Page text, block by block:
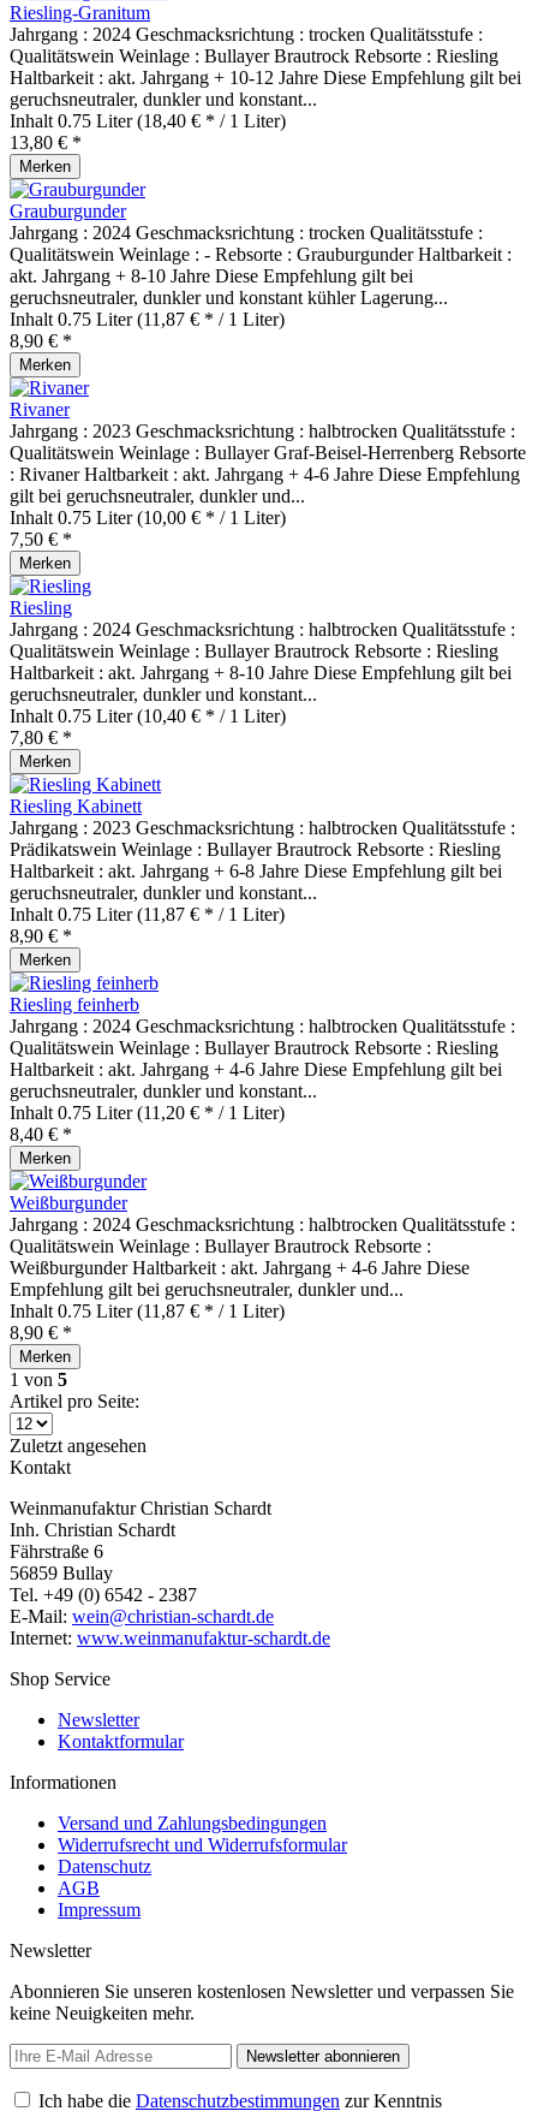
Riesling-Granitum
Jahrgang : 2024 Geschmacksrichtung : trocken Qualitätsstufe :
Qualitätswein Weinlage : Bullayer Brautrock Rebsorte : Riesling
Haltbarkeit : akt. Jahrgang + 10-12 Jahre Diese Empfehlung gilt bei
geruchsneutraler, dunkler und konstant...
Inhalt 0.75 Liter(18,40 € * / 1 Liter)
13,80 € *
Merken
Grauburgunder
Jahrgang : 2024 Geschmacksrichtung : trocken Qualitätsstufe :
Qualitätswein Weinlage : - Rebsorte : Grauburgunder Haltbarkeit :
akt. Jahrgang + 8-10 Jahre Diese Empfehlung gilt bei
geruchsneutraler, dunkler und konstant kühler Lagerung...
Inhalt 0.75 Liter(11,87 € * / 1 Liter)
8,90 € *
Merken
Rivaner
Jahrgang : 2023 Geschmacksrichtung : halbtrocken Qualitätsstufe :
Qualitätswein Weinlage : Bullayer Graf-Beisel-Herrenberg Rebsorte
: Rivaner Haltbarkeit : akt. Jahrgang + 4-6 Jahre Diese Empfehlung
gilt bei geruchsneutraler, dunkler und...
Inhalt 0.75 Liter(10,00 € * / 1 Liter)
7,50 € *
Merken
Riesling
Jahrgang : 2024 Geschmacksrichtung : halbtrocken Qualitätsstufe :
Qualitätswein Weinlage : Bullayer Brautrock Rebsorte : Riesling
Haltbarkeit : akt. Jahrgang + 8-10 Jahre Diese Empfehlung gilt bei
geruchsneutraler, dunkler und konstant...
Inhalt 0.75 Liter(10,40 € * / 1 Liter)
7,80 € *
Merken
Riesling Kabinett
Jahrgang : 2023 Geschmacksrichtung : halbtrocken Qualitätsstufe :
Prädikatswein Weinlage : Bullayer Brautrock Rebsorte : Riesling
Haltbarkeit : akt. Jahrgang + 6-8 Jahre Diese Empfehlung gilt bei
geruchsneutraler, dunkler und konstant...
Inhalt 0.75 Liter(11,87 € * / 1 Liter)
8,90 € *
Merken
Riesling feinherb
Jahrgang : 2024 Geschmacksrichtung : halbtrocken Qualitätsstufe :
Qualitätswein Weinlage : Bullayer Brautrock Rebsorte : Riesling
Haltbarkeit : akt. Jahrgang + 4-6 Jahre Diese Empfehlung gilt bei
geruchsneutraler, dunkler und konstant...
Inhalt 0.75 Liter(11,20 € * / 1 Liter)
8,40 € *
Merken
Weißburgunder
Jahrgang : 2024 Geschmacksrichtung : halbtrocken Qualitätsstufe :
Qualitätswein Weinlage : Bullayer Brautrock Rebsorte :
Weißburgunder Haltbarkeit : akt. Jahrgang + 4-6 Jahre Diese
Empfehlung gilt bei geruchsneutraler, dunkler und...
Inhalt 0.75 Liter(11,87 € * / 1 Liter)
8,90 € *
Merken
1 von 5
Artikel pro Seite:
Zuletzt angesehen
Kontakt
Weinmanufaktur Christian Schardt
Inh. Christian Schardt
Fährstraße 6
56859 Bullay
Tel. +49 (0) 6542 - 2387
E-Mail: wein@christian-schardt.de
Internet: www.weinmanufaktur-schardt.de
Shop Service
Newsletter
Kontaktformular
Informationen
Versand und Zahlungsbedingungen
Widerrufsrecht und Widerrufsformular
Datenschutz
AGB
Impressum
Newsletter
Abonnieren Sie unseren kostenlosen Newsletter und verpassen Sie
keine Neuigkeiten mehr.
Newsletter abonnieren
Ich habe die Datenschutzbestimmungen zur Kenntnis